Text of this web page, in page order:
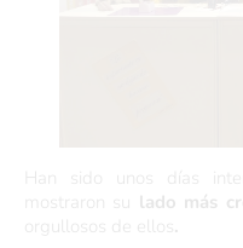
Han sido unos días
mostraron su lado más
orgullosos de ellos .